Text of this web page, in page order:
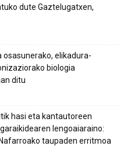
dute Gaztelugatxen,
osasunerako, elikadura-
biologia
ditu
hasi eta kantautoreen
lengoaiaraino:
taupaden erritmoa